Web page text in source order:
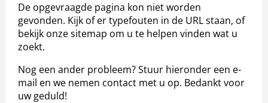
De opgevraagde pagina kon niet worden
gevonden. Kijk of er typefouten in de URL staan, of
bekijk onze sitemap om u te helpen vinden wat u
zoekt.
Nog een ander probleem? Stuur hieronder een e-
mail en we nemen contact met u op. Bedankt voor
uw geduld!